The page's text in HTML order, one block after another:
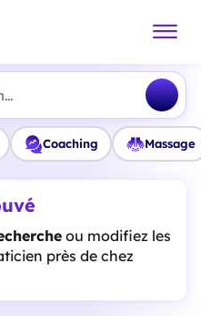
Coaching Massage
ou modifiez les
près de chez